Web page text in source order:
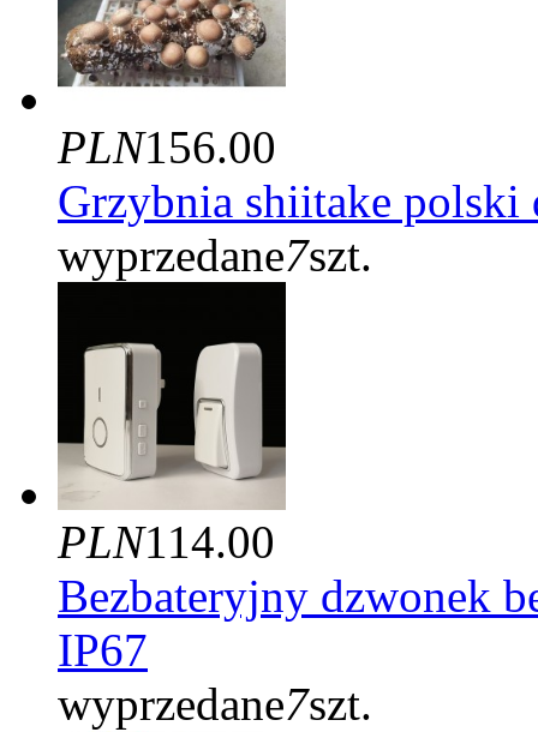
PLN156.00
Grzybnia shiitake polski
wyprzedane7szt.
PLN114.00
Bezbateryjny dzwonek
IP67
wyprzedane7szt.